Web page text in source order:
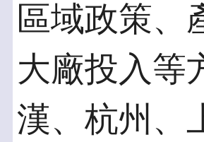
區域政策、
大廠投入等
漢、杭州、